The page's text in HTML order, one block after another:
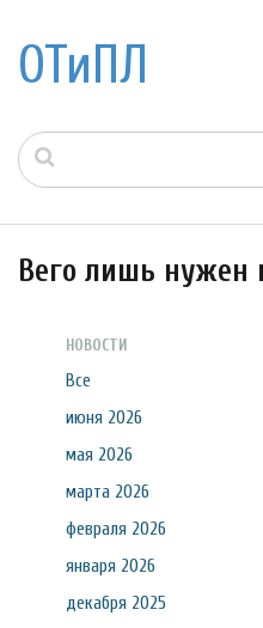
ОТиПЛ
Вего лишь нужен
НОВОСТИ
Все
июня 2026
мая 2026
марта 2026
февраля 2026
января 2026
декабря 2025